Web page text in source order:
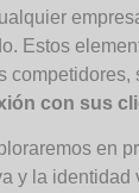
Estos
competidores,
con sus
en
y la